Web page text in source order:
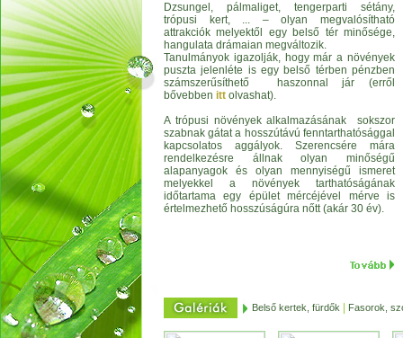
Dzsungel, pálmaliget, tengerparti sétány,
trópusi kert, ... – olyan megvalósítható
attrakciók melyektől egy belső tér minősége,
hangulata drámaian megváltozik.
Tanulmányok igazolják, hogy már a növények
puszta jelenléte is egy belső térben pénzben
számszerűsíthető haszonnal jár (erről
bővebben itt olvashat).
A trópusi növények alkalmazásának sokszor
szabnak gátat a hosszútávú fenntarthatósággal
kapcsolatos aggályok. Szerencsére mára
rendelkezésre állnak olyan minőségű
alapanyagok és olyan mennyiségű ismeret
melyekkel a növények tarthatóságának
időtartama egy épület mércéjével mérve is
értelmezhető hosszúságúra nőtt (akár 30 év).
Belső kertek, fürdők | Fasorok,